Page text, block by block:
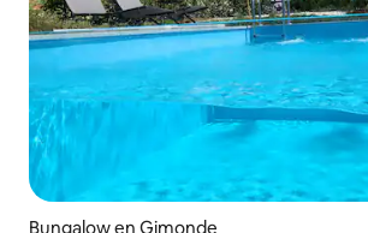
Bungalow en Gimonde